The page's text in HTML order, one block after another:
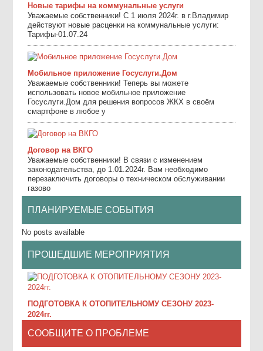
Новые тарифы на коммунальные услуги
Уважаемые собственники! С 1 июля 2024г. в г.Владимир
действуют новые расценки на коммунальные услуги:
Тарифы-01.07.24
Мобильное приложение Госуслуги.Дом
Уважаемые собственники! Теперь вы можете
использовать новое мобильное приложение
Госуслуги.Дом для решения вопросов ЖКХ в своём
смартфоне в любое у
Договор на ВКГО
Уважаемые собственники! В связи с изменением
законодательства, до 1.01.2024г. Вам необходимо
перезаключить договоры о техническом обслуживании
газово
ПЛАНИРУЕМЫЕ СОБЫТИЯ
No posts available
ПРОШЕДШИЕ МЕРОПРИЯТИЯ
ПОДГОТОВКА К ОТОПИТЕЛЬНОМУ СЕЗОНУ 2023-
2024гг.
СООБЩИТЕ О ПРОБЛЕМЕ